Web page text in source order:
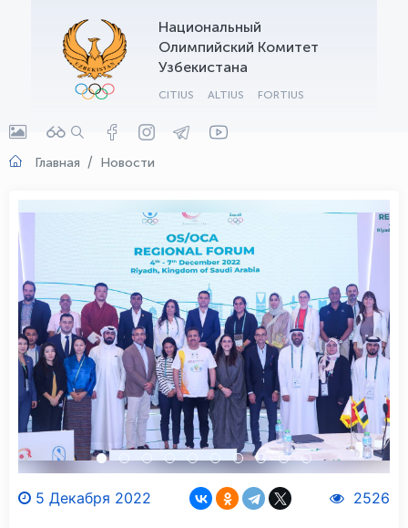
Национальный
Олимпийский Комитет
Узбекистана
CITIUS ALTIUS FORTIUS
Главная Новости
5 Декабря 2022 2526
OLYMPCHIK AI - yordamchi
Онлайн · olympic.uz